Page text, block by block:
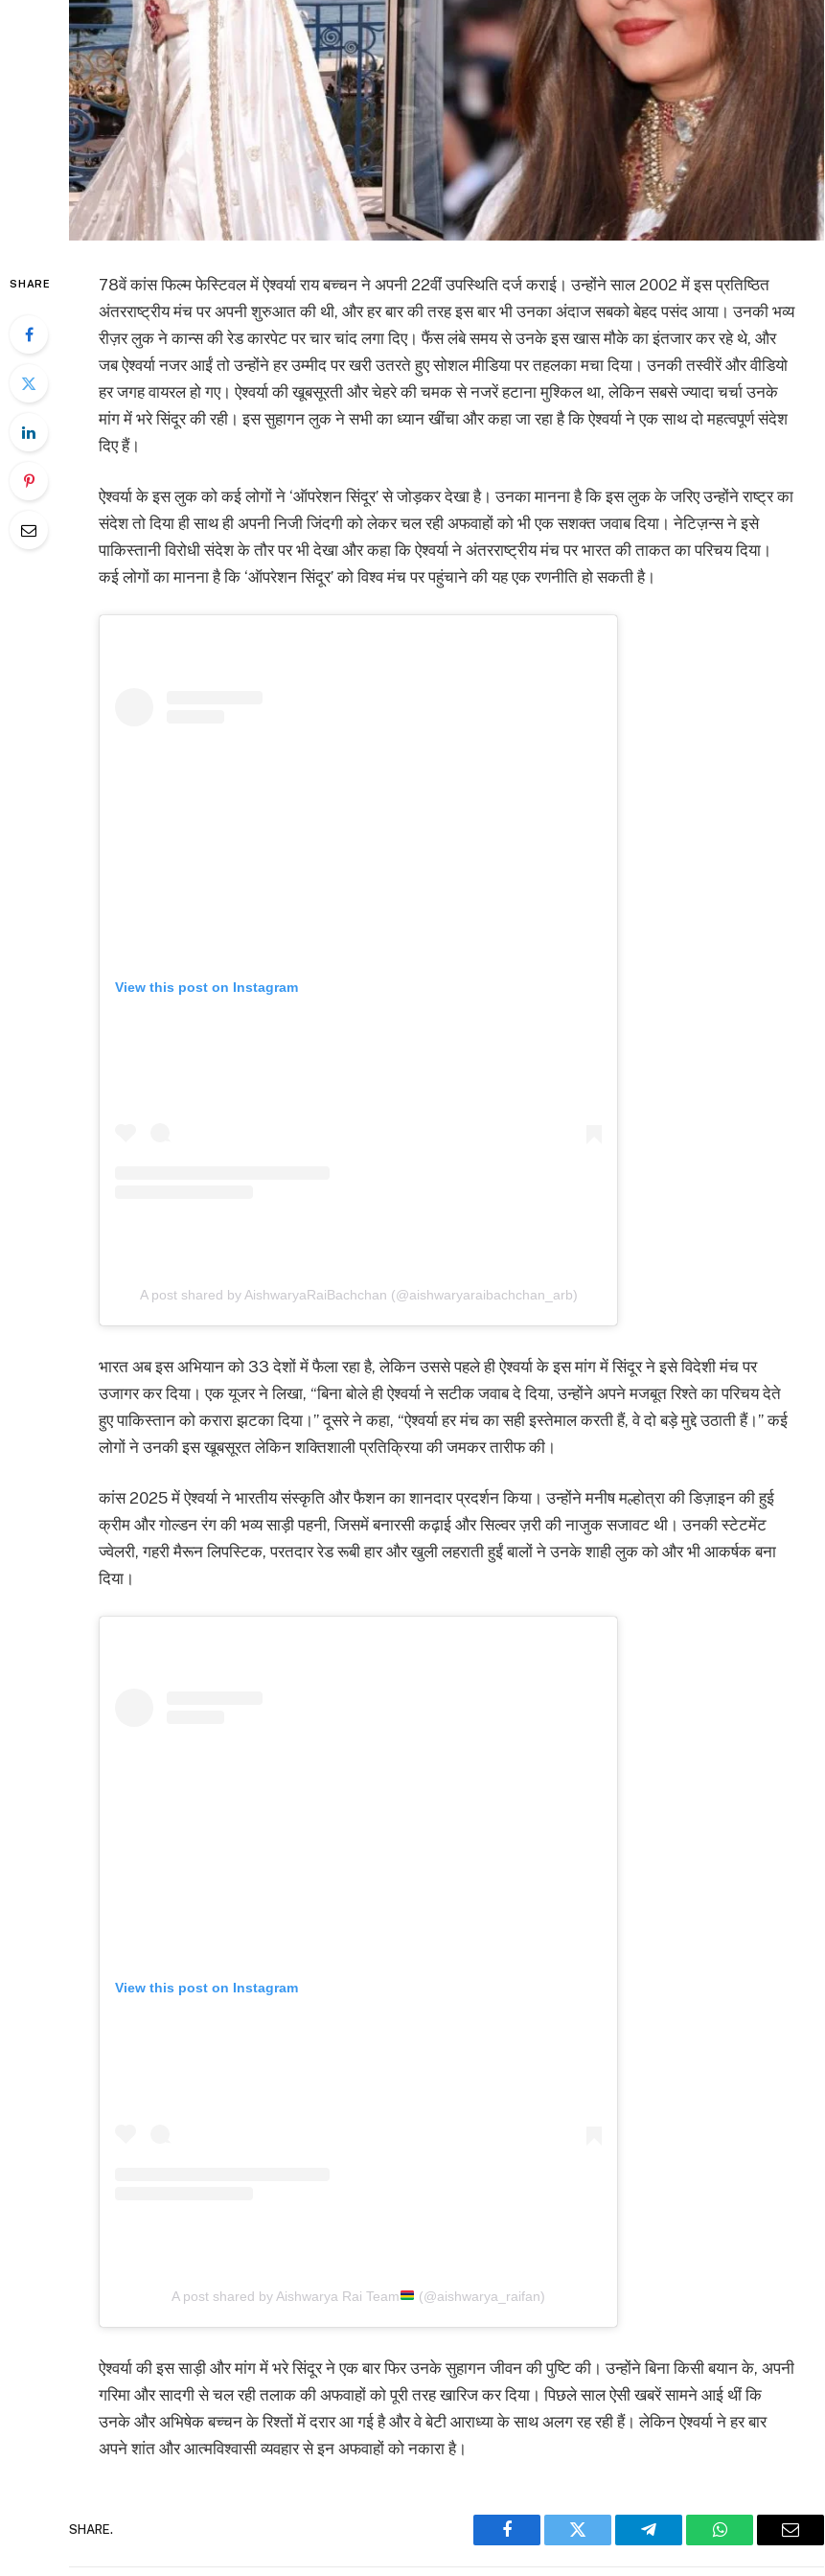
SHARE
78वें कांस फिल्म फेस्टिवल में ऐश्वर्या राय बच्चन ने अपनी 22वीं उपस्थिति दर्ज कराई। उन्होंने साल 2002 में इस प्रतिष्ठित
अंतरराष्ट्रीय मंच पर अपनी शुरुआत की थी, और हर बार की तरह इस बार भी उनका अंदाज सबको बेहद पसंद आया। उनकी भव्य
रीज़र लुक ने कान्स की रेड कारपेट पर चार चांद लगा दिए। फैंस लंबे समय से उनके इस खास मौके का इंतजार कर रहे थे, और
जब ऐश्वर्या नजर आईं तो उन्होंने हर उम्मीद पर खरी उतरते हुए सोशल मीडिया पर तहलका मचा दिया। उनकी तस्वीरें और वीडियो
हर जगह वायरल हो गए। ऐश्वर्या की खूबसूरती और चेहरे की चमक से नजरें हटाना मुश्किल था, लेकिन सबसे ज्यादा चर्चा उनके
मांग में भरे सिंदूर की रही। इस सुहागन लुक ने सभी का ध्यान खींचा और कहा जा रहा है कि ऐश्वर्या ने एक साथ दो महत्वपूर्ण संदेश
दिए हैं।
ऐश्वर्या के इस लुक को कई लोगों ने ‘ऑपरेशन सिंदूर’ से जोड़कर देखा है। उनका मानना है कि इस लुक के जरिए उन्होंने राष्ट्र का
संदेश तो दिया ही साथ ही अपनी निजी जिंदगी को लेकर चल रही अफवाहों को भी एक सशक्त जवाब दिया। नेटिज़न्स ने इसे
पाकिस्तानी विरोधी संदेश के तौर पर भी देखा और कहा कि ऐश्वर्या ने अंतरराष्ट्रीय मंच पर भारत की ताकत का परिचय दिया।
कई लोगों का मानना है कि ‘ऑपरेशन सिंदूर’ को विश्व मंच पर पहुंचाने की यह एक रणनीति हो सकती है।
View this post on Instagram
A post shared by AishwaryaRaiBachchan (@aishwaryaraibachchan_arb)
भारत अब इस अभियान को 33 देशों में फैला रहा है, लेकिन उससे पहले ही ऐश्वर्या के इस मांग में सिंदूर ने इसे विदेशी मंच पर
उजागर कर दिया। एक यूजर ने लिखा, “बिना बोले ही ऐश्वर्या ने सटीक जवाब दे दिया, उन्होंने अपने मजबूत रिश्ते का परिचय देते
हुए पाकिस्तान को करारा झटका दिया।” दूसरे ने कहा, “ऐश्वर्या हर मंच का सही इस्तेमाल करती हैं, वे दो बड़े मुद्दे उठाती हैं।” कई
लोगों ने उनकी इस खूबसूरत लेकिन शक्तिशाली प्रतिक्रिया की जमकर तारीफ की।
कांस 2025 में ऐश्वर्या ने भारतीय संस्कृति और फैशन का शानदार प्रदर्शन किया। उन्होंने मनीष मल्होत्रा की डिज़ाइन की हुई
क्रीम और गोल्डन रंग की भव्य साड़ी पहनी, जिसमें बनारसी कढ़ाई और सिल्वर ज़री की नाजुक सजावट थी। उनकी स्टेटमेंट
ज्वेलरी, गहरी मैरून लिपस्टिक, परतदार रेड रूबी हार और खुली लहराती हुईं बालों ने उनके शाही लुक को और भी आकर्षक बना
दिया।
View this post on Instagram
A post shared by Aishwarya Rai Team (@aishwarya_raifan)
ऐश्वर्या की इस साड़ी और मांग में भरे सिंदूर ने एक बार फिर उनके सुहागन जीवन की पुष्टि की। उन्होंने बिना किसी बयान के, अपनी
गरिमा और सादगी से चल रही तलाक की अफवाहों को पूरी तरह खारिज कर दिया। पिछले साल ऐसी खबरें सामने आई थीं कि
उनके और अभिषेक बच्चन के रिश्तों में दरार आ गई है और वे बेटी आराध्या के साथ अलग रह रही हैं। लेकिन ऐश्वर्या ने हर बार
अपने शांत और आत्मविश्वासी व्यवहार से इन अफवाहों को नकारा है।
SHARE.
Facebook Twitter Telegram WhatsAppEmail